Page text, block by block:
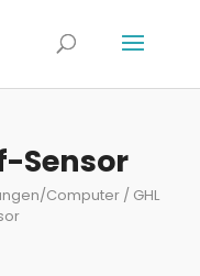
Sensor
Computer / GHL